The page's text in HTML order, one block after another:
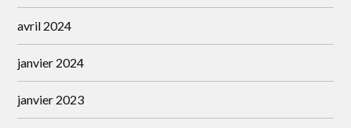
avril 2024
janvier 2024
janvier 2023